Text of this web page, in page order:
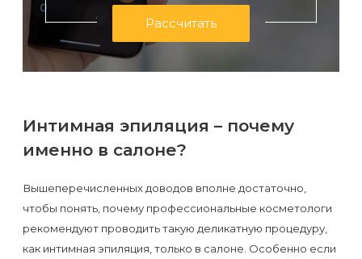
Рассчитать
Интимная эпиляция – почему
именно в салоне?
Вышеперечисленных доводов вполне достаточно,
чтобы понять, почему профессиональные косметологи
рекомендуют проводить такую деликатную процедуру,
как интимная эпиляция, только в салоне. Особенно если